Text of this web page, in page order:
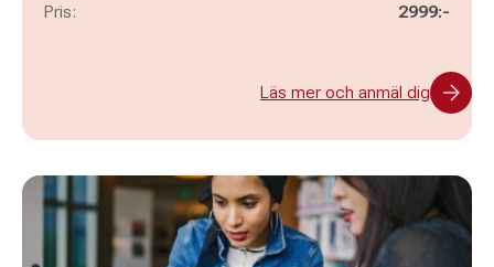
Pris: 2999:-
Läs mer och anmäl dig